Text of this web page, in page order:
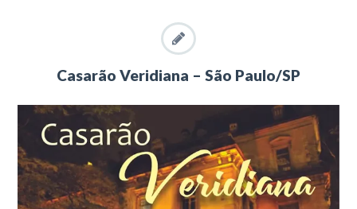
Casarão Veridiana – São Paulo/SP